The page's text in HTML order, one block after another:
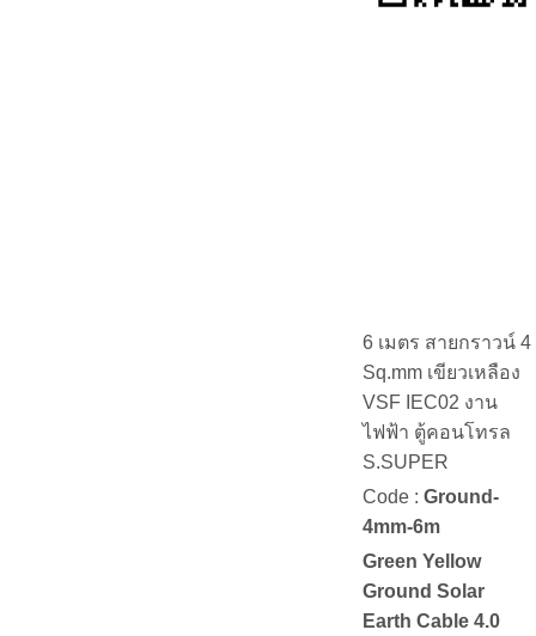
6 เมตร สายกราวน์ 4
Sq.mm เขียวเหลือง
VSF IEC02 งาน
ไฟฟ้า ตู้คอนโทรล
S.SUPER
Code : Ground-
4mm-6m
Green Yellow
Ground Solar
Earth Cable 4.0